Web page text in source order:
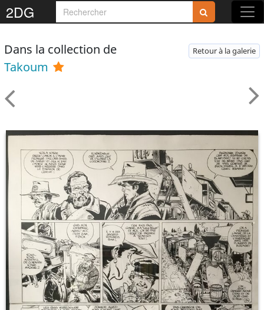
2DG
Dans la collection de
Takoum
Retour à la galerie